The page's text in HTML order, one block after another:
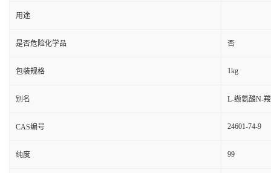
用途
是否危险化学品 否
包装规格 1kg
别名 L-缬氨酸N-
CAS编号 24601-74-9
纯度 99